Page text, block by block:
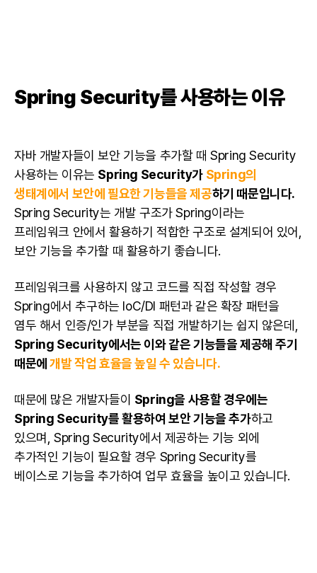
Spring Security를 사용하는 이유
자바 개발자들이 보안 기능을 추가할 때 Spring Security
사용하는 이유는 Spring Security가 Spring의
생태계에서 보안에 필요한 기능들을 제공하기 때문입니다.
Spring Security는 개발 구조가 Spring이라는
프레임워크 안에서 활용하기 적합한 구조로 설계되어 있어,
보안 기능을 추가할 때 활용하기 좋습니다.
프레임워크를 사용하지 않고 코드를 직접 작성할 경우
Spring에서 추구하는 IoC/DI 패턴과 같은 확장 패턴을
염두 해서 인증/인가 부분을 직접 개발하기는 쉽지 않은데,
Spring Security에서는 이와 같은 기능들을 제공해 주기
때문에 개발 작업 효율을 높일 수 있습니다.
때문에 많은 개발자들이 Spring을 사용할 경우에는
Spring Security를 활용하여 보안 기능을 추가하고
있으며, Spring Security에서 제공하는 기능 외에
추가적인 기능이 필요할 경우 Spring Security를
베이스로 기능을 추가하여 업무 효율을 높이고 있습니다.